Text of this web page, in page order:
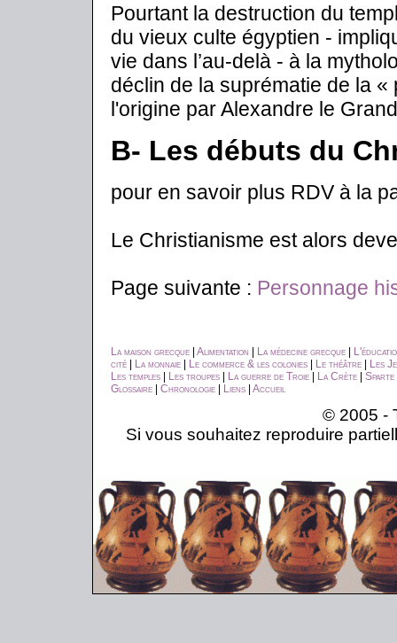
Pourtant la destruction du
du vieux culte égyptien -
vie dans l’au-delà - à la
déclin de la suprématie de la
l'origine par Alexandre le
B- Les débuts du
pour en savoir plus RDV à la
Le Christianisme est alors
Page suivante : Personnage
La maison grecque | Alimentation | La médecine grecque |
cité | La monnaie | Le commerce & les colonies | Le théâtre | Les
Les temples | Les troupes | La guerre de Troie | La Crète | Sparte
Glossaire | Chronologie | Liens | Accueil
© 2005 -
Si vous souhaitez reproduire